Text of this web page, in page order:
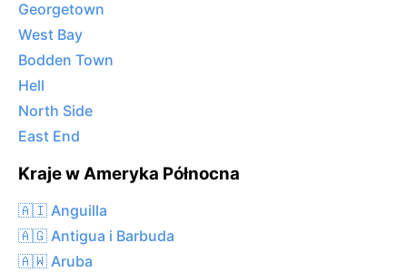
Georgetown
West Bay
Bodden Town
Hell
North Side
East End
Kraje w Ameryka Północna
🇦🇮 Anguilla
🇦🇬 Antigua i Barbuda
🇦🇼 Aruba